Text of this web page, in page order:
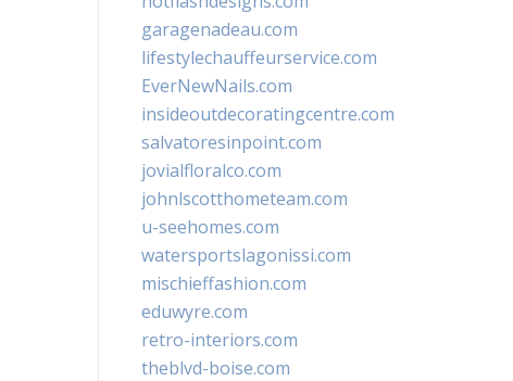
garagenadeau.com
lifestylechauffeurservice.com
EverNewNails.com
insideoutdecoratingcentre.com
salvatoresinpoint.com
jovialfloralco.com
johnlscotthometeam.com
u-seehomes.com
watersportslagonissi.com
mischieffashion.com
eduwyre.com
retro-interiors.com
theblvd-boise.com